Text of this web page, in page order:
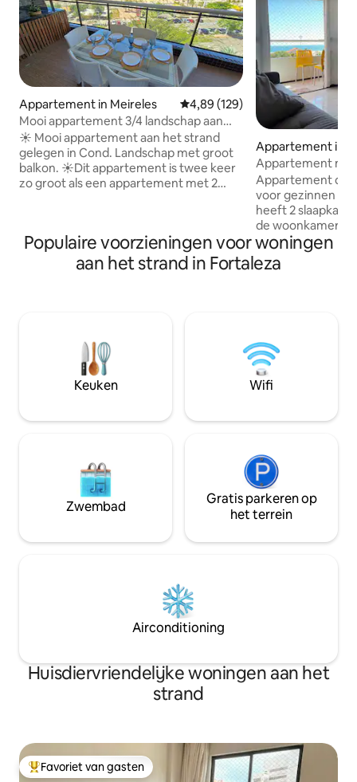
Appartement in Meireles Gemiddelde beoordeling van
4,89 (129)
Mooi appartement 3/4 landschap aan
zee beste prijs!
☀️ Mooi appartement aan het strand
gelegen in Cond. Landschap met groot
balkon. ☀️Dit appartement is twee keer
zo groot als een appartement met 2
het comfort van onze gasten. ☀️
Keuken uitgerust met het keukengerei
en de apparaten die nodig zijn voor het
WOONKAMER.
➡️alugue_por_season_fortaleza
Appartement in
Appartement
Gastheer liz silva
Appartement
voor gezinnen
heeft 2
de woonkamer
slaapbank die
personen om te
elektrische
geef 20 kilowatt gratis. Prijs
1,89 De dienstdoende portiers noteren
samen met de
eindstand.
Populaire voorzieningen voor woningen
aan het strand in Fortaleza
Keuken Wifi
Zwembad
Gratis parkeren op
het terrein
Airconditioning
Huisdiervriendelijke woningen aan het
strand
Topfavoriet van gasten
Favoriet van gasten